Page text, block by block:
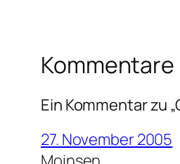
Kommentare
Ein Kommentar zu
27. November 2005